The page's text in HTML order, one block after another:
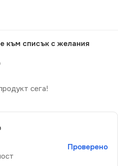
към списък с желания
сега!
Проверено